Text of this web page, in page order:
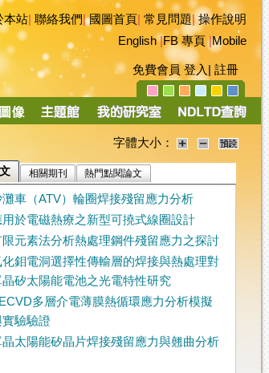
本站 聯絡我們|國圖首頁 常見問題|操作說明
English|FB 專頁|Mobile
免費會員 登入 註冊
字體大小：
相關期刊 熱門點閱論文
灘車（ATV）輪圈焊接殘留應力分析
用於電磁熱療之新型可撓式線圈設計
限元素法分析熱處理鋼件殘留應力之探討
化鉬電洞選擇性傳輸層的焊接與熱處理對
晶矽太陽能電池之光電特性研究
多層介電薄膜熱循環應力分析模擬
實驗驗證
晶太陽能矽晶片焊接殘留應力與翹曲分析